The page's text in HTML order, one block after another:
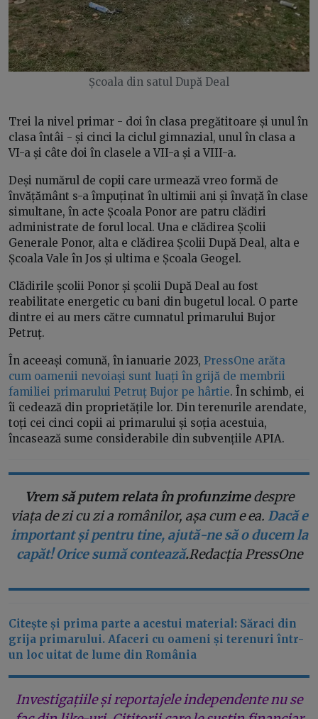
Școala din satul După Deal
Trei la nivel primar - doi în clasa pregătitoare și unul în
clasa întâi - și cinci la ciclul gimnazial, unul în clasa a
VI-a și câte doi în clasele a VII-a și a VIII-a.
Deși numărul de copii care urmează vreo formă de
învățământ s-a împuținat în ultimii ani și învață în clase
simultane, în acte Școala Ponor are patru clădiri
administrate de forul local. Una e clădirea Școlii
Generale Ponor, alta e clădirea Școlii După Deal, alta e
Școala Vale în Jos și ultima e Școala Geogel.
Clădirile școlii Ponor și școlii După Deal au fost
reabilitate energetic cu bani din bugetul local. O parte
dintre ei au mers către cumnatul primarului Bujor
Petruț.
În aceeași comună, în ianuarie 2023, PressOne arăta
cum oamenii nevoiași sunt luați în grijă de membrii
familiei primarului Petruț Bujor pe hârtie. În schimb, ei
îi cedează din proprietățile lor. Din terenurile arendate,
toți cei cinci copii ai primarului și soția acestuia,
încasează sume considerabile din subvențiile APIA.
Vrem să putem relata în profunzimedespre
viața de zi cu zi a românilor, așa cum e ea. Dacă e
important și pentru tine, ajută-ne să o ducem la
capăt! Orice sumă contează.Redacția PressOne
Citește și prima parte a acestui material: Săraci din
grija primarului. Afaceri cu oameni și terenuri într-
un loc uitat de lume din România
Investigațiile și reportajele independente nu se